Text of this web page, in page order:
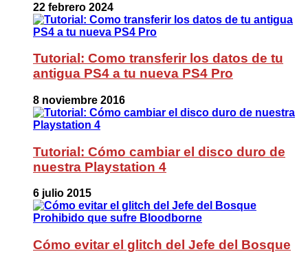
22 febrero 2024
Tutorial: Como transferir los datos de tu
antigua PS4 a tu nueva PS4 Pro
8 noviembre 2016
Tutorial: Cómo cambiar el disco duro de
nuestra Playstation 4
6 julio 2015
Cómo evitar el glitch del Jefe del Bosque